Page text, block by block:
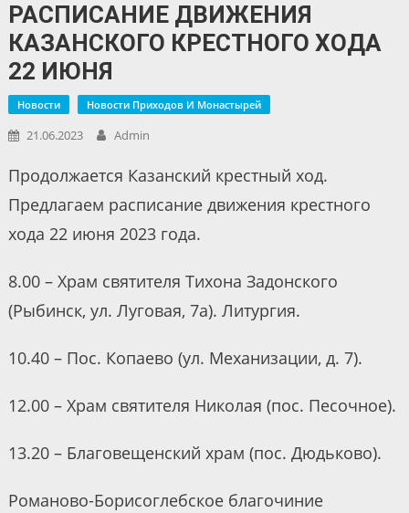
РАСПИСАНИЕ ДВИЖЕНИЯ
КАЗАНСКОГО КРЕСТНОГО ХОДА
22 ИЮНЯ
Новости Новости Приходов И Монастырей
21.06.2023 Admin
Продолжается Казанский крестный ход.
Предлагаем расписание движения крестного
хода 22 июня 2023 года.
8.00 – Храм святителя Тихона Задонского
(Рыбинск, ул. Луговая, 7а). Литургия.
10.40 – Пос. Копаево (ул. Механизации, д. 7).
12.00 – Храм святителя Николая (пос. Песочное).
13.20 – Благовещенский храм (пос. Дюдьково).
Романово-Борисоглебское благочиние